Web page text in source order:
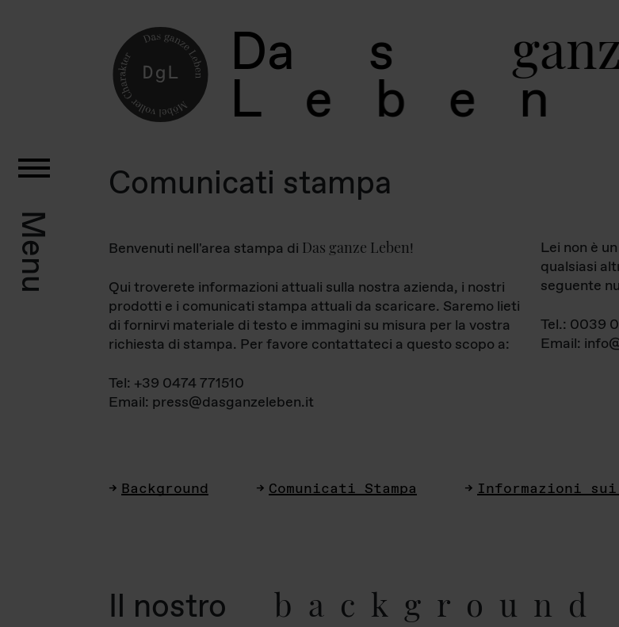
Da s ga
L e b e
Menu
Comunicati stampa
Benvenuti nell'area stampa di Das ganze Leben!
Qui troverete informazioni attuali sulla nostra azienda, i nostri
prodotti e i comunicati stampa attuali da scaricare. Saremo lieti
di fornirvi materiale di testo e immagini su misura per la vostra
richiesta di stampa. Per favore contattateci a questo scopo a:
Tel: +39 0474 771510
Email: press@dasganzeleben.it
Lei non è
qualsiasi
seguente
Tel.: 0039
Email:
Background Comunicati Stampa Informazioni
Il nostro background